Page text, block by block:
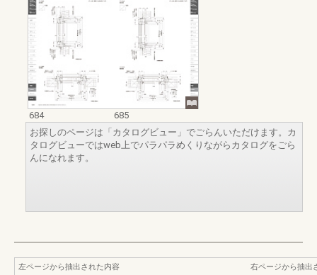
684
685
お探しのページは「カタログビュー」でごらんいただけます。カ
タログビューではweb上でパラパラめくりながらカタログをごら
んになれます。
左ページから抽出された内容
右ページから抽出